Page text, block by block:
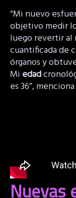
“Mi nuevo
objetivo medir
luego revertir al
cuantificada de
órganos y
Mi edad
es 36”,
Nuevas